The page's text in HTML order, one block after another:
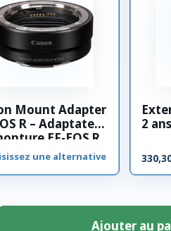
Mount Adapter
R – Adaptateur
EF-EOS R
une alternative
2 ans
Ajouter au